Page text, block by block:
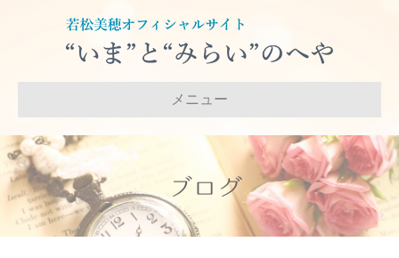
メニュー
ブログ